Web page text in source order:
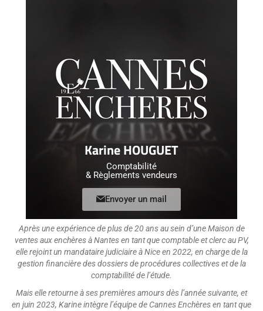
Karine HOUGUET
Comptabilité
& Règlements vendeurs
Envoyer un mail
Après une expérience de plus de 20 ans au sein d’une Maison de
ventes aux enchères à Nantes en tant que comptable et clerc au PV,
elle rejoint un mandataire judiciaire à Nice en 2022, en charge de la
gestion financière des dossiers de procédures collectives et de la
comptabilité de l’étude.
Mais elle retourne à ses premières amours dès l’année suivante, et
en juin 2023, Karine intègre l’équipe de Cannes Enchères en tant que